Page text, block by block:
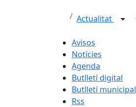
Actualitat
Avisos
Notícies
Agenda
Butlletí digital
Butlletí municipal
Rss